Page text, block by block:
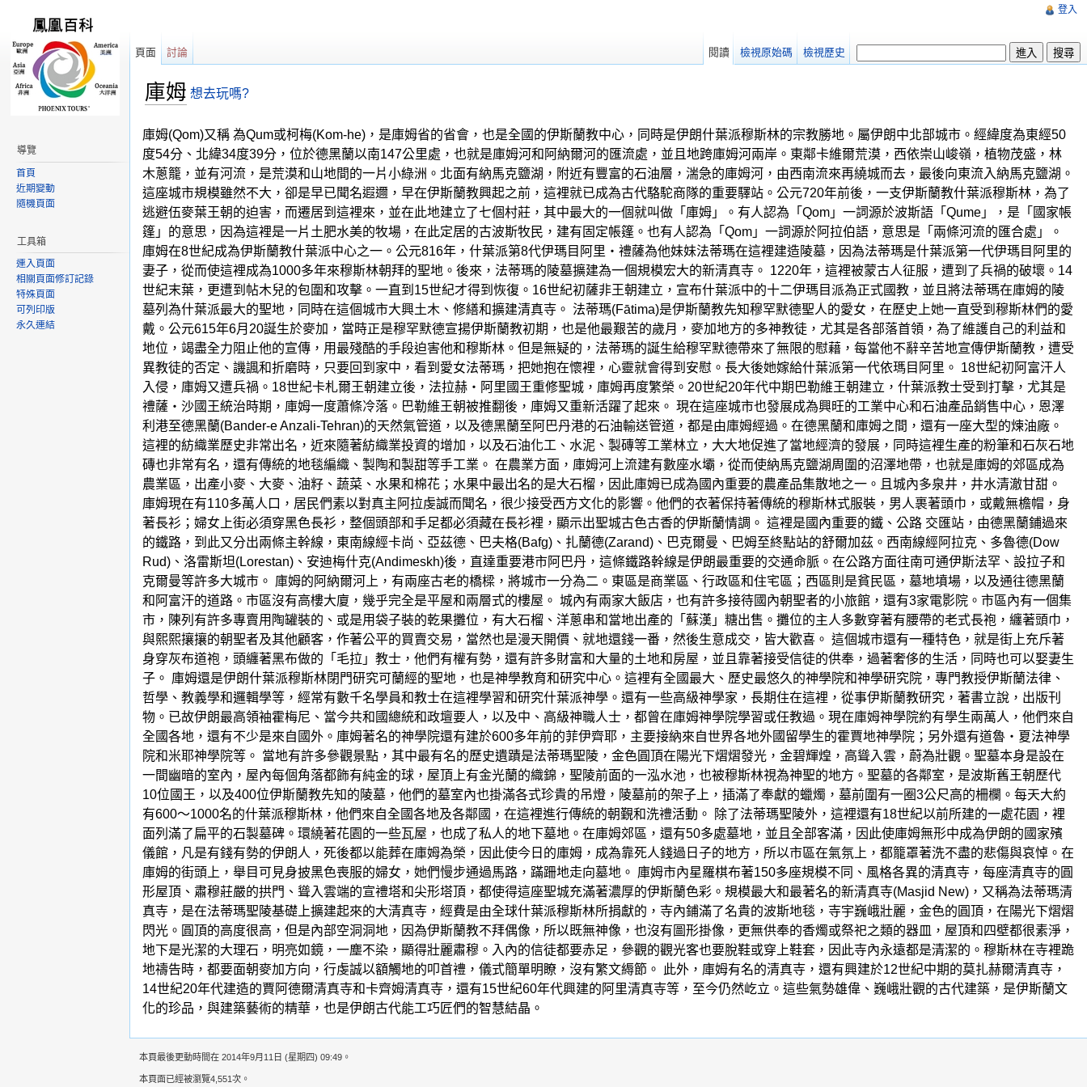
庫姆 想去玩嗎?
庫姆(Qom)又稱 為Qum或柯梅(Kom-he)，是庫姆省的省會，也是全國的伊斯蘭教中心，同時是伊朗什葉派穆斯林的宗教勝地。屬伊朗中北部城市。經緯度為東經50
度54分、北緯34度39分，位於德黑蘭以南147公里處，也就是庫姆河和阿納爾河的匯流處，並且地跨庫姆河兩岸。東鄰卡維爾荒漠，西依崇山峻嶺，植物茂盛，林
木蔥籠，並有河流，是荒漠和山地間的一片小綠洲。北面有納馬克鹽湖，附近有豐富的石油層，湍急的庫姆河，由西南流來再繞城而去，最後向東流入納馬克鹽湖。
這座城市規模雖然不大，卻是早已聞名遐邇，早在伊斯蘭教興起之前，這裡就已成為古代駱駝商隊的重要驛站。公元720年前後，一支伊斯蘭教什葉派穆斯林，為了
逃避伍麥葉王朝的迫害，而遷居到這裡來，並在此地建立了七個村莊，其中最大的一個就叫做「庫姆」。有人認為「Qom」一詞源於波斯語「Qume」，是「國家帳
篷」的意思，因為這裡是一片土肥水美的牧場，在此定居的古波斯牧民，建有固定帳篷。也有人認為「Qom」一詞源於阿拉伯語，意思是「兩條河流的匯合處」。
庫姆在8世紀成為伊斯蘭教什葉派中心之一。公元816年，什葉派第8代伊瑪目阿里‧禮薩為他妹妹法蒂瑪在這裡建造陵墓，因為法蒂瑪是什葉派第一代伊瑪目阿里的
妻子，從而使這裡成為1000多年來穆斯林朝拜的聖地。後來，法蒂瑪的陵墓擴建為一個規模宏大的新清真寺。 1220年，這裡被蒙古人征服，遭到了兵禍的破壞。14
世紀末葉，更遭到帖木兒的包圍和攻擊。一直到15世紀才得到恢復。16世紀初薩非王朝建立，宣布什葉派中的十二伊瑪目派為正式國教，並且將法蒂瑪在庫姆的陵
墓列為什葉派最大的聖地，同時在這個城市大興土木、修繕和擴建清真寺。 法蒂瑪(Fātima)是伊斯蘭教先知穆罕默德聖人的愛女，在歷史上她一直受到穆斯林們的愛
戴。公元615年6月20誕生於麥加，當時正是穆罕默德宣揚伊斯蘭教初期，也是他最艱苦的歲月，麥加地方的多神教徒，尤其是各部落首領，為了維護自己的利益和
地位，竭盡全力阻止他的宣傳，用最殘酷的手段迫害他和穆斯林。但是無疑的，法蒂瑪的誕生給穆罕默德帶來了無限的慰藉，每當他不辭辛苦地宣傳伊斯蘭教，遭受
異教徒的否定、譏諷和折磨時，只要回到家中，看到愛女法蒂瑪，把她抱在懷裡，心靈就會得到安慰。長大後她嫁給什葉派第一代依瑪目阿里。 18世紀初阿富汗人
入侵，庫姆又遭兵禍。18世紀卡札爾王朝建立後，法拉赫‧阿里國王重修聖城，庫姆再度繁榮。20世紀20年代中期巴勒維王朝建立，什葉派教士受到打擊，尤其是
禮薩‧沙國王統治時期，庫姆一度蕭條冷落。巴勒維王朝被推翻後，庫姆又重新活躍了起來。 現在這座城市也發展成為興旺的工業中心和石油產品銷售中心，恩澤
利港至德黑蘭(Bander-e Anzali-Tehran)的天然氣管道，以及德黑蘭至阿巴丹港的石油輸送管道，都是由庫姆經過。在德黑蘭和庫姆之間，還有一座大型的煉油廠。
這裡的紡織業歷史非常出名，近來隨著紡織業投資的增加，以及石油化工、水泥、製磚等工業林立，大大地促進了當地經濟的發展，同時這裡生產的粉筆和石灰石地
磚也非常有名，還有傳統的地毯編織、製陶和製甜等手工業。 在農業方面，庫姆河上流建有數座水壩，從而使納馬克鹽湖周圍的沼澤地帶，也就是庫姆的郊區成為
農業區，出產小麥、大麥、油籽、蔬菜、水果和棉花；水果中最出名的是大石榴，因此庫姆已成為國內重要的農產品集散地之一。且城內多泉井，井水清澈甘甜。
庫姆現在有110多萬人口，居民們素以對真主阿拉虔誠而聞名，很少接受西方文化的影響。他們的衣著保持著傳統的穆斯林式服裝，男人裹著頭巾，或戴無檐帽，身
著長衫；婦女上街必須穿黑色長衫，整個頭部和手足都必須藏在長衫裡，顯示出聖城古色古香的伊斯蘭情調。 這裡是國內重要的鐵、公路 交匯站，由德黑蘭鋪過來
的鐵路，到此又分出兩條主幹線，東南線經卡尚、亞茲德、巴夫格(Bafg)、扎蘭德(Zarand)、巴克爾曼、巴姆至終點站的舒爾加茲。西南線經阿拉克、多魯德(Dow
Rud)、洛雷斯坦(Lorestan)、安迪梅什克(Andimeskh)後，直達重要港市阿巴丹，這條鐵路幹線是伊朗最重要的交通命脈。在公路方面往南可通伊斯法罕、設拉子和
克爾曼等許多大城市。 庫姆的阿納爾河上，有兩座古老的橋樑，將城市一分為二。東區是商業區、行政區和住宅區；西區則是貧民區，墓地墳場，以及通往德黑蘭
和阿富汗的道路。市區沒有高樓大廈，幾乎完全是平屋和兩層式的樓屋。 城內有兩家大飯店，也有許多接待國內朝聖者的小旅館，還有3家電影院。市區內有一個集
市，陳列有許多專賣用陶罐裝的、或是用袋子裝的乾果攤位，有大石榴、洋蔥串和當地出產的「蘇漢」糖出售。攤位的主人多數穿著有腰帶的老式長袍，纏著頭巾，
與熙熙攘攘的朝聖者及其他顧客，作著公平的買賣交易，當然也是漫天開價、就地還錢一番，然後生意成交，皆大歡喜。 這個城市還有一種特色，就是街上充斥著
身穿灰布道袍，頭纏著黑布做的「毛拉」教士，他們有權有勢，還有許多財富和大量的土地和房屋，並且靠著接受信徒的供奉，過著奢侈的生活，同時也可以娶妻生
子。 庫姆還是伊朗什葉派穆斯林閉門研究可蘭經的聖地，也是神學教育和研究中心。這裡有全國最大、歷史最悠久的神學院和神學研究院，專門教授伊斯蘭法律、
哲學、教義學和邏輯學等，經常有數千名學員和教士在這裡學習和研究什葉派神學。還有一些高級神學家，長期住在這裡，從事伊斯蘭教研究，著書立說，出版刊
物。已故伊朗最高領袖霍梅尼、當今共和國總統和政壇要人，以及中、高級神職人士，都曾在庫姆神學院學習或任教過。現在庫姆神學院約有學生兩萬人，他們來自
全國各地，還有不少是來自國外。庫姆著名的神學院還有建於600多年前的菲伊齊耶，主要接納來自世界各地外國留學生的霍賈地神學院；另外還有道魯‧夏法神學
院和米耶神學院等。 當地有許多參觀景點，其中最有名的歷史遺蹟是法蒂瑪聖陵，金色圓頂在陽光下熠熠發光，金碧輝煌，高聳入雲，蔚為壯觀。聖墓本身是設在
一間幽暗的室內，屋內每個角落都飾有純金的球，屋頂上有金光蘭的織錦，聖陵前面的一泓水池，也被穆斯林視為神聖的地方。聖墓的各鄰室，是波斯舊王朝歷代
10位國王，以及400位伊斯蘭教先知的陵墓，他們的墓室內也掛滿各式珍貴的吊燈，陵墓前的架子上，插滿了奉獻的蠟燭，墓前圍有一圈3公尺高的柵欄。每天大約
有600～1000名的什葉派穆斯林，他們來自全國各地及各鄰國，在這裡進行傳統的朝覲和洗禮活動。 除了法蒂瑪聖陵外，這裡還有18世紀以前所建的一處花園，裡
面列滿了扁平的石製墓碑。環繞著花園的一些瓦屋，也成了私人的地下墓地。在庫姆郊區，還有50多處墓地，並且全部客滿，因此使庫姆無形中成為伊朗的國家殯
儀館，凡是有錢有勢的伊朗人，死後都以能葬在庫姆為榮，因此使今日的庫姆，成為靠死人錢過日子的地方，所以市區在氣氛上，都籠罩著洗不盡的悲傷與哀悼。在
庫姆的街頭上，舉目可見身披黑色喪服的婦女，她們慢步通過馬路，蹣跚地走向墓地。 庫姆市內星羅棋布著150多座規模不同、風格各異的清真寺，每座清真寺的圓
形屋頂、肅穆莊嚴的拱門、聳入雲端的宣禮塔和尖形塔頂，都使得這座聖城充滿著濃厚的伊斯蘭色彩。規模最大和最著名的新清真寺(Masjid New)，又稱為法蒂瑪清
真寺，是在法蒂瑪聖陵基礎上擴建起來的大清真寺，經費是由全球什葉派穆斯林所捐獻的，寺內鋪滿了名貴的波斯地毯，寺宇巍峨壯麗，金色的圓頂，在陽光下熠熠
閃光。圓頂的高度很高，但是內部空洞洞地，因為伊斯蘭教不拜偶像，所以既無神像，也沒有圖形掛像，更無供奉的香燭或祭祀之類的器皿，屋頂和四壁都很素淨，
地下是光潔的大理石，明亮如鏡，一塵不染，顯得壯麗肅穆。入內的信徒都要赤足，參觀的觀光客也要脫鞋或穿上鞋套，因此寺內永遠都是清潔的。穆斯林在寺裡跪
地禱告時，都要面朝麥加方向，行虔誠以額觸地的叩首禮，儀式簡單明瞭，沒有繁文縟節。 此外，庫姆有名的清真寺，還有興建於12世紀中期的莫扎赫爾清真寺，
14世紀20年代建造的賈阿德爾清真寺和卡齊姆清真寺，還有15世紀60年代興建的阿里清真寺等，至今仍然屹立。這些氣勢雄偉、巍峨壯觀的古代建築，是伊斯蘭文
化的珍品，與建築藝術的精華，也是伊朗古代能工巧匠們的智慧結晶。
登入
頁面 討論 閱讀 檢視原始碼 檢視歷史
導覽
首頁
近期變動
隨機頁面
工具箱
連入頁面
相關頁面修訂記錄
特殊頁面
可列印版
永久連結
本頁最後更動時間在 2014年9月11日 (星期四) 09:49。
本頁面已經被瀏覽4,551次。